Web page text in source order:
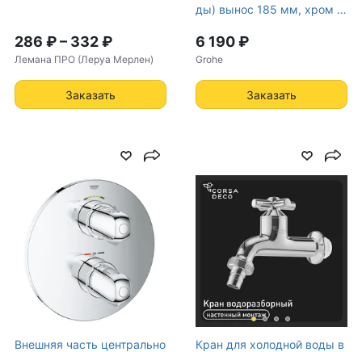
286 ₽– 332 ₽
Лемана ПРО (Леруа Мерлен)
Заказать
ды) вынос 185 мм, хром (2
6 190 ₽
Grohe
Заказать
Внешняя часть центрально
Кран для холодной воды в